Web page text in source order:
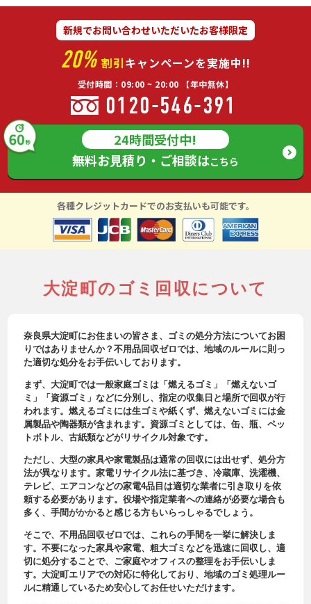
新規でお問い合わせいただいたお客様限定
20% 割引キャンペーンを実施中!!
受付時間：09:00 ~ 20:00 【年中無休】
0120-546-391
24時間受付中!
無料お見積り・ご相談はこちら
各種クレジットカードでのお支払いも可能です。
大淀町のゴミ回収について
奈良県大淀町にお住まいの皆さま、ゴミの処分方法についてお困
りではありませんか？不用品回収ゼロでは、地域のルールに則っ
た適切な処分をお手伝いしております。
まず、大淀町では一般家庭ゴミは「燃えるゴミ」「燃えないゴ
ミ」「資源ゴミ」などに分別し、指定の収集日と場所で回収が行
われます。燃えるゴミには生ゴミや紙くず、燃えないゴミには金
属製品や陶器類が含まれます。資源ゴミとしては、缶、瓶、ペッ
トボトル、古紙類などがリサイクル対象です。
ただし、大型の家具や家電製品は通常の回収には出せず、処分方
法が異なります。家電リサイクル法に基づき、冷蔵庫、洗濯機、
テレビ、エアコンなどの家電4品目は適切な業者に引き取りを依
頼する必要があります。役場や指定業者への連絡が必要な場合も
多く、手間がかかると感じる方もいらっしゃるでしょう。
そこで、不用品回収ゼロでは、これらの手間を一挙に解決しま
す。不要になった家具や家電、粗大ゴミなどを迅速に回収し、適
切に処分することで、ご家庭やオフィスの整理をお手伝いしま
す。大淀町エリアでの対応に特化しており、地域のゴミ処理ルー
ルに精通しているため安心してお任せいただけます。